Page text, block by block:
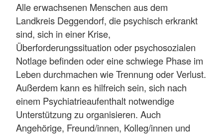
Alle erwachsenen Menschen aus dem
Landkreis Deggendorf, die psychisch erkrankt
sind, sich in einer Krise,
Überforderungssituation oder psychosozialen
Notlage befinden oder eine schwiege Phase im
Leben durchmachen wie Trennung oder Verlust.
Außerdem kann es hilfreich sein, sich nach
einem Psychiatrieaufenthalt notwendige
Unterstützung zu organisieren. Auch
Angehörige, Freund/innen, Kolleg/innen und